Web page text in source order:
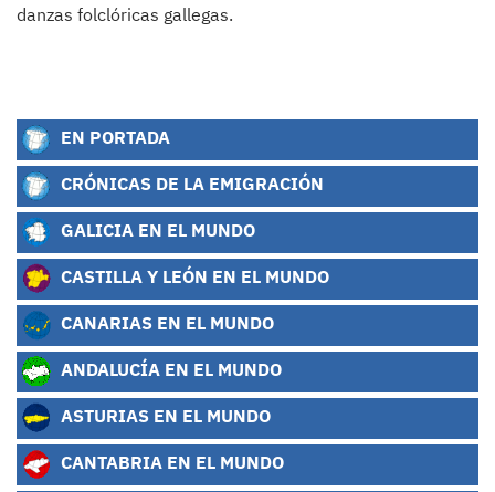
danzas folclóricas gallegas.
EN PORTADA
CRÓNICAS DE LA EMIGRACIÓN
GALICIA EN EL MUNDO
CASTILLA Y LEÓN EN EL MUNDO
CANARIAS EN EL MUNDO
ANDALUCÍA EN EL MUNDO
ASTURIAS EN EL MUNDO
CANTABRIA EN EL MUNDO